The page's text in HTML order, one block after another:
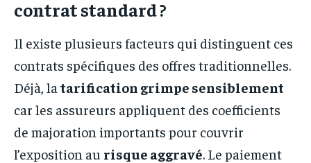
contrat standard ?
Il existe plusieurs facteurs qui distinguent ces
contrats spécifiques des offres traditionnelles.
Déjà, la tarification grimpe sensiblement
car les assureurs appliquent des coefficients
de majoration importants pour couvrir
l’exposition au risque aggravé. Le paiement